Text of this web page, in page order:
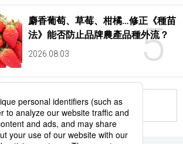
5
麝香葡萄、草莓、柑橘…修正《種苗
法》能否防止品牌農產品種外流？
2026.08.03
更多